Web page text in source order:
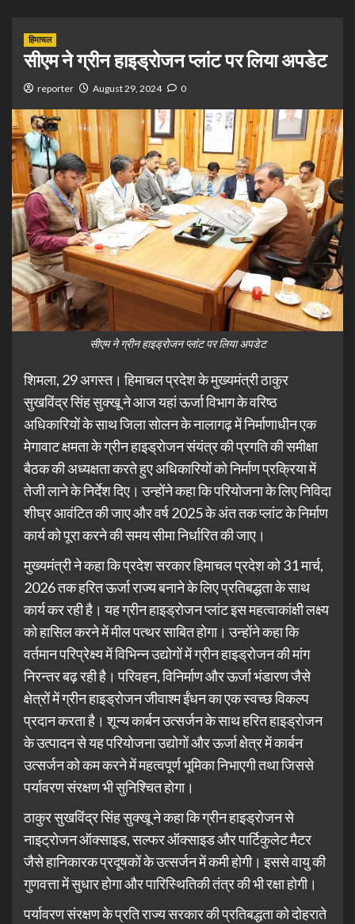
हिमाचल
सीएम ने ग्रीन हाइड्रोजन प्लांट पर लिया अपडेट
reporter August 29, 2024 0
सीएम ने ग्रीन हाइड्रोजन प्लांट पर लिया अपडेट
शिमला, 29 अगस्त। हिमाचल प्रदेश के मुख्यमंत्री ठाकुर
सुखविंद्र सिंह सुक्खू ने आज यहां ऊर्जा विभाग के वरिष्ठ
अधिकारियों के साथ जिला सोलन के नालागढ़ में निर्माणाधीन एक
मेगावाट क्षमता के ग्रीन हाइड्रोजन संयंत्र की प्रगति की समीक्षा
बैठक की अध्यक्षता करते हुए अधिकारियों को निर्माण प्रक्रिया में
तेजी लाने के निर्देश दिए। उन्होंने कहा कि परियोजना के लिए निविदा
शीघ्र आवंटित की जाए और वर्ष 2025 के अंत तक प्लांट के निर्माण
कार्य को पूरा करने की समय सीमा निर्धारित की जाए।
मुख्यमंत्री ने कहा कि प्रदेश सरकार हिमाचल प्रदेश को 31 मार्च,
2026 तक हरित ऊर्जा राज्य बनाने के लिए प्रतिबद्धता के साथ
कार्य कर रही है। यह ग्रीन हाइड्रोजन प्लांट इस महत्वाकांक्षी लक्ष्य
को हासिल करने में मील पत्थर साबित होगा। उन्होंने कहा कि
वर्तमान परिप्रेक्ष्य में विभिन्न उद्योगों में ग्रीन हाइड्रोजन की मांग
निरन्तर बढ़ रही है। परिवहन, विनिर्माण और ऊर्जा भंडारण जैसे
क्षेत्रों में ग्रीन हाइड्रोजन जीवाश्म ईंधन का एक स्वच्छ विकल्प
प्रदान करता है। शून्य कार्बन उत्सर्जन के साथ हरित हाइड्रोजन
के उत्पादन से यह परियोजना उद्योगों और ऊर्जा क्षेत्र में कार्बन
उत्सर्जन को कम करने में महत्वपूर्ण भूमिका निभाएगी तथा जिससे
पर्यावरण संरक्षण भी सुनिश्चित होगा।
ठाकुर सुखविंद्र सिंह सुक्खू ने कहा कि ग्रीन हाइड्रोजन से
नाइट्रोजन ऑक्साइड, सल्फर ऑक्साइड और पार्टिकुलेट मैटर
जैसे हानिकारक प्रदूषकों के उत्सर्जन में कमी होगी। इससे वायु की
गुणवत्ता में सुधार होगा और पारिस्थितिकी तंत्र की भी रक्षा होगी।
पर्यावरण संरक्षण के प्रति राज्य सरकार की प्रतिबद्धता को दोहराते